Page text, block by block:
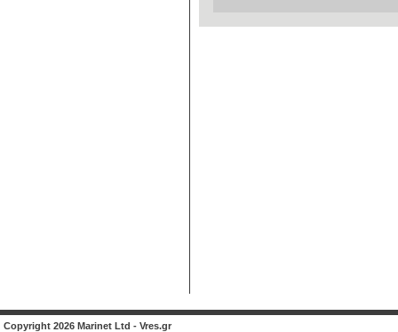
Copyright 2026 Marinet Ltd - Vres.gr